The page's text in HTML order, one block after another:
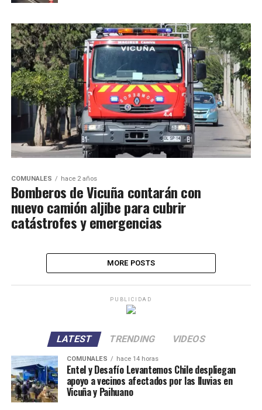
COMUNALES hace 2 años
Bomberos de Vicuña contarán con
nuevo camión aljibe para cubrir
catástrofes y emergencias
MORE POSTS
PUBLICIDAD
LATEST TRENDING VIDEOS
COMUNALES hace 14 horas
Entel y Desafío Levantemos Chile despliegan
apoyo a vecinos afectados por las lluvias en
Vicuña y Paihuano